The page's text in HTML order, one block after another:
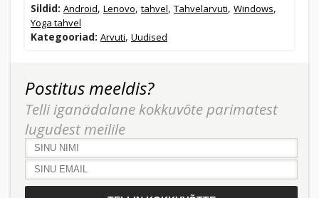
Sildid: Android, Lenovo, tahvel, Tahvelarvuti, Windows,
Yoga tahvel
Kategooriad: Arvuti, Uudised
Postitus meeldis?
Telli iganädalane kokkuvõte parimatest
lugudest meilile